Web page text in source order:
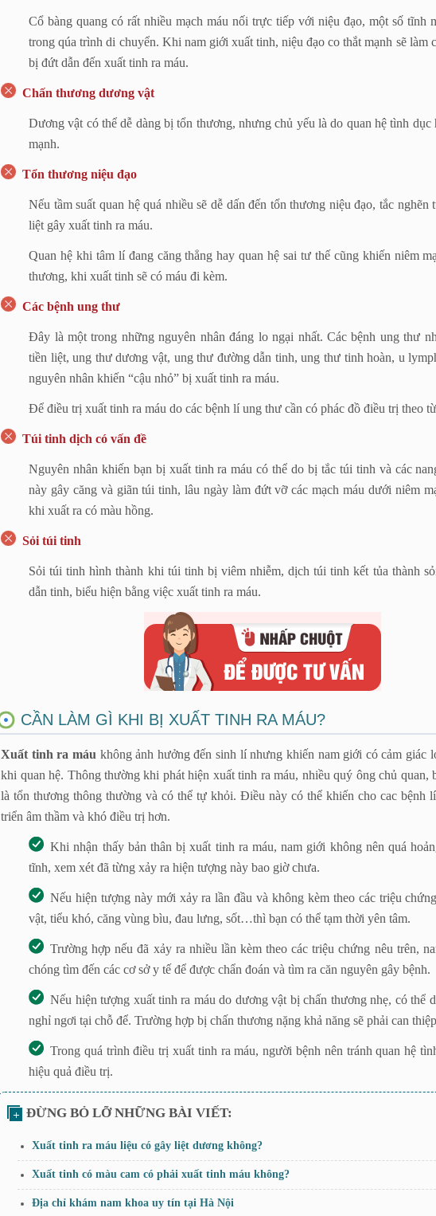
Cổ bàng quang có rất nhiều mạch máu nối trực tiếp với niệu đạo, một số tĩnh
trong qúa trình di chuyển. Khi nam giới xuất tinh, niệu đạo co thắt mạnh sẽ làm
bị đứt dẫn đến xuất tinh ra máu.
Chấn thương dương vật
Dương vật có thể dễ dàng bị tổn thương, nhưng chủ yếu là do quan hệ tình dục
mạnh.
Tổn thương niệu đạo
Nếu tầm suất quan hệ quá nhiều sẽ dễ dấn đến tổn thương niệu đạo, tắc nghẽn
liệt gây xuất tinh ra máu.
Quan hệ khi tâm lí đang căng thẳng hay quan hệ sai tư thế cũng khiến niêm
thương, khi xuất tinh sẽ có máu đi kèm.
Các bệnh ung thư
Đây là một trong những nguyên nhân đáng lo ngại nhất. Các bệnh ung thư
tiền liệt, ung thư dương vật, ung thư đường dẫn tinh, ung thư tinh hoàn, u
nguyên nhân khiến “cậu nhỏ” bị xuất tinh ra máu.
Để điều trị xuất tinh ra máu do các bệnh lí ung thư cần có phác đồ điều trị theo
Túi tinh dịch có vấn đề
Nguyên nhân khiến bạn bị xuất tinh ra máu có thể do bị tắc túi tinh và các
này gây căng và giãn túi tinh, lâu ngày làm đứt vỡ các mạch máu dưới niêm
khi xuất ra có màu hồng.
Sỏi túi tinh
Sỏi túi tinh hình thành khi túi tinh bị viêm nhiễm, dịch túi tinh kết tủa thành
dẫn tinh, biểu hiện bằng việc xuất tinh ra máu.
CẦN LÀM GÌ KHI BỊ XUẤT TINH RA MÁU?
Xuất tinh ra máu không ảnh hưởng đến sinh lí nhưng khiến nam giới có cảm giác
khi quan hệ. Thông thường khi phát hiện xuất tinh ra máu, nhiều quý ông chủ quan,
là tổn thương thông thường và có thể tự khỏi. Điều này có thể khiến cho cac bệnh
triển âm thầm và khó điều trị hơn.
Khi nhận thấy bản thân bị xuất tinh ra máu, nam giới không nên quá
tĩnh, xem xét đã từng xảy ra hiện tượng này bao giờ chưa.
Nếu hiện tượng này mới xảy ra lần đầu và không kèm theo các triệu
vật, tiểu khó, căng vùng bìu, đau lưng, sốt…thì bạn có thể tạm thời yên tâm.
Trường hợp nếu đã xảy ra nhiều lần kèm theo các triệu chứng nêu trên,
chóng tìm đến các cơ sở y tế để được chẩn đoán và tìm ra căn nguyên gây bệnh.
Nếu hiện tượng xuất tinh ra máu do dương vật bị chấn thương nhẹ, có thể
nghỉ ngơi tại chỗ để. Trường hợp bị chấn thương nặng khả năng sẽ phải can
Trong quá trình điều trị xuất tinh ra máu, người bệnh nên tránh quan hệ
hiệu quả điều trị.
Xuất tinh ra máu liệu có gây liệt dương không?
Xuất tinh có màu cam có phải xuất tinh máu không?
Địa chỉ khám nam khoa uy tín tại Hà Nội